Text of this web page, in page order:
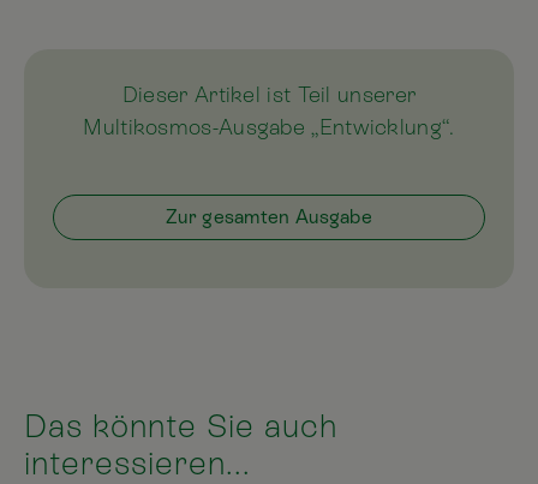
Dieser Artikel ist Teil unserer
Multikosmos-Ausgabe „Entwicklung“.
Zur gesamten Ausgabe
Das könnte Sie auch
interessieren...